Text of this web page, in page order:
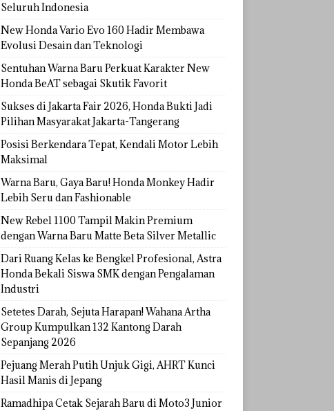
Seluruh Indonesia
New Honda Vario Evo 160 Hadir Membawa
Evolusi Desain dan Teknologi
Sentuhan Warna Baru Perkuat Karakter New
Honda BeAT sebagai Skutik Favorit
Sukses di Jakarta Fair 2026, Honda Bukti Jadi
Pilihan Masyarakat Jakarta-Tangerang
Posisi Berkendara Tepat, Kendali Motor Lebih
Maksimal
Warna Baru, Gaya Baru! Honda Monkey Hadir
Lebih Seru dan Fashionable
New Rebel 1100 Tampil Makin Premium
dengan Warna Baru Matte Beta Silver Metallic
Dari Ruang Kelas ke Bengkel Profesional, Astra
Honda Bekali Siswa SMK dengan Pengalaman
Industri
Setetes Darah, Sejuta Harapan! Wahana Artha
Group Kumpulkan 132 Kantong Darah
Sepanjang 2026
Pejuang Merah Putih Unjuk Gigi, AHRT Kunci
Hasil Manis di Jepang
Ramadhipa Cetak Sejarah Baru di Moto3 Junior